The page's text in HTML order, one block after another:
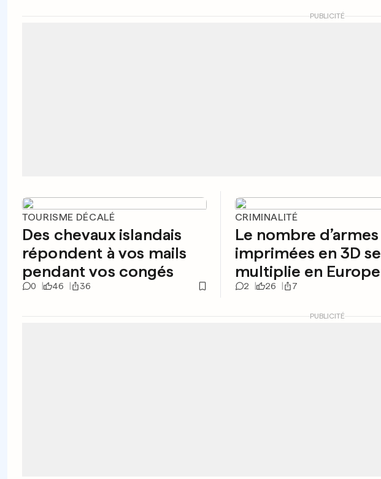
PUBLICITÉ
TOURISME DÉCALÉ
Des chevaux islandais
répondent à vos mails
pendant vos congés
0 46 36
CRIMINALITÉ
Le nombre d’armes
imprimées en 3D se
multiplie en Europe
2 26 7
PUBLICITÉ